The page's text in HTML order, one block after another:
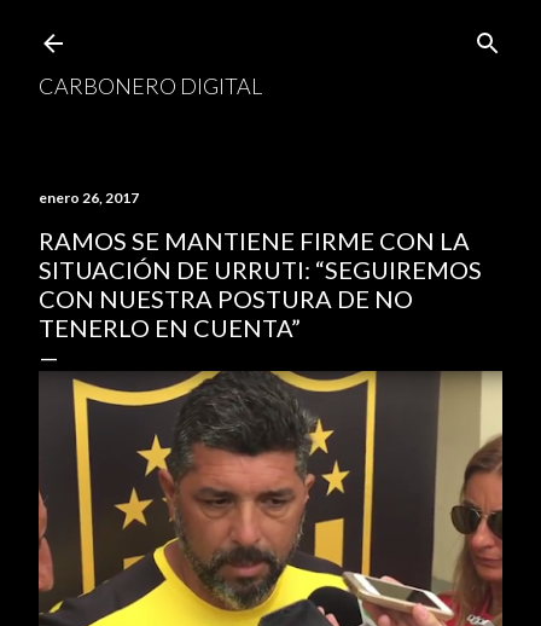
CARBONERO DIGITAL
enero 26, 2017
RAMOS SE MANTIENE FIRME CON LA
SITUACIÓN DE URRUTI: “SEGUIREMOS
CON NUESTRA POSTURA DE NO
TENERLO EN CUENTA”